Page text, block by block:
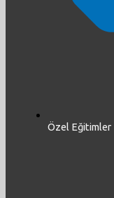
Özel Eğitimler